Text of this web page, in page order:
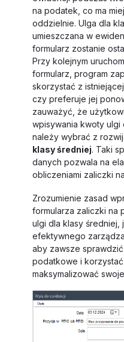
na podatek, co ma
oddzielnie. Ulga dla
umieszczana w
formularz zostanie
Przy kolejnym
formularz, program
skorzystać z
czy preferuje jej
zauważyć, że
wpisywania kwoty ulgi
należy wybrać z
klasy średniej. Taki
danych pozwala na
obliczeniami zaliczki
Zrozumienie zasad
formularza zaliczki na
ulgi dla klasy średniej,
efektywnego
aby zawsze
podatkowe i
maksymalizować